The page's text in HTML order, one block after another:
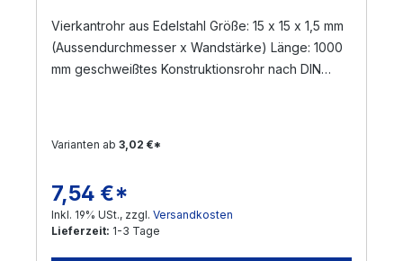
Vierkantrohr aus Edelstahl Größe: 15 x 15 x 1,5 mm
(Aussendurchmesser x Wandstärke) Länge: 1000
mm geschweißtes Konstruktionsrohr nach DIN
Versand per Nachnahme nicht möglich!
bearbeiten wir Ihre Anfrage !
Varianten ab 3,02 €*
Regulärer Preis:
7,54 €*
Inkl. 19% USt., zzgl. Versandkosten
Lieferzeit: 1-3 Tage